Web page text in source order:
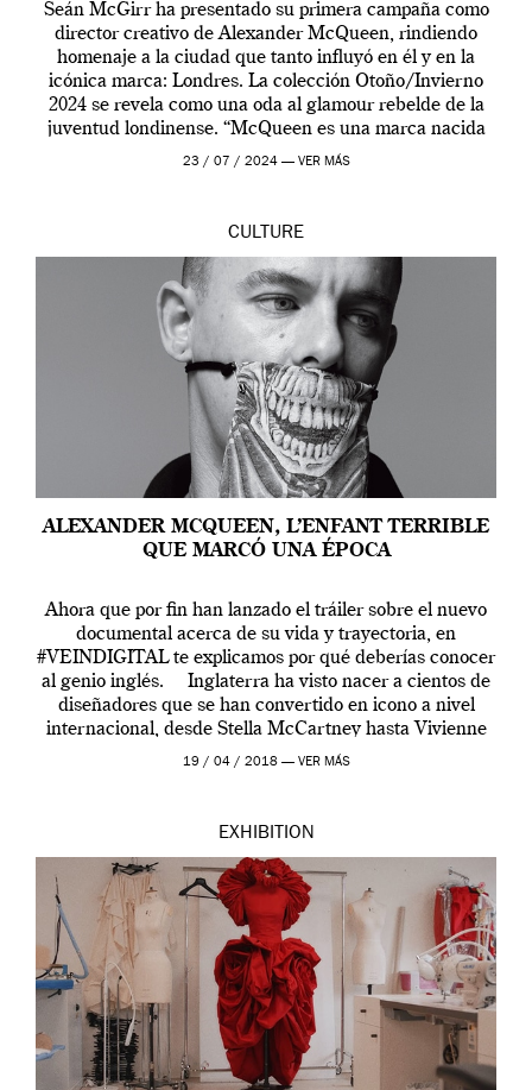
Seán McGirr ha presentado su primera campaña como
director creativo de Alexander McQueen, rindiendo
homenaje a la ciudad que tanto influyó en él y en la
icónica marca: Londres. La colección Otoño/Invierno
2024 se revela como una oda al glamour rebelde de la
juventud londinense. “McQueen es una marca nacida
en Londres y siempre ha […]
23 / 07 / 2024 — VER MÁS
CULTURE
ALEXANDER MCQUEEN, L’ENFANT TERRIBLE
QUE MARCÓ UNA ÉPOCA
Ahora que por fin han lanzado el tráiler sobre el nuevo
documental acerca de su vida y trayectoria, en
#VEINDIGITAL te explicamos por qué deberías conocer
al genio inglés. Inglaterra ha visto nacer a cientos de
diseñadores que se han convertido en icono a nivel
internacional, desde Stella McCartney hasta Vivienne
Westwood pasando […]
19 / 04 / 2018 — VER MÁS
EXHIBITION